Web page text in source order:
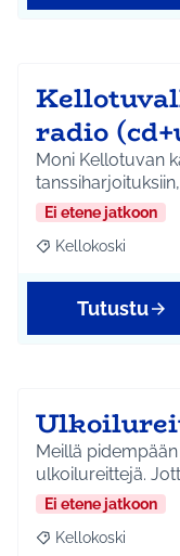
radio
Moni Kellotuvan
Ei etene jatkoon
Rajaa tulokset
Kellokoski
Tutustu
Meillä
ulkoilureittejä.
Ei etene jatkoon
Rajaa tulokset
Kellokoski